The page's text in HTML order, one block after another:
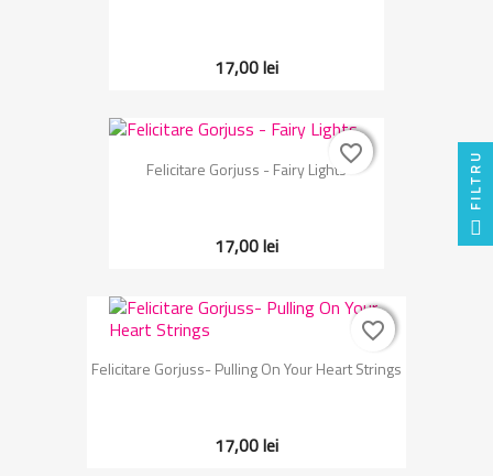
17,00 lei
Felicitare Gorjuss - Fairy Lights
17,00 lei
favorite_border
favorite_border
Felicitare Gorjuss- Pulling On Your Heart Strings
17,00 lei
favorite_border
favorite_border
FILTRU